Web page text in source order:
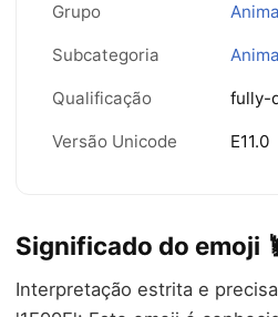
Grupo
Subcategoria
Qualificação fully-
Versão Unicode E11.0
Significado do emoji
Interpretação estrita e